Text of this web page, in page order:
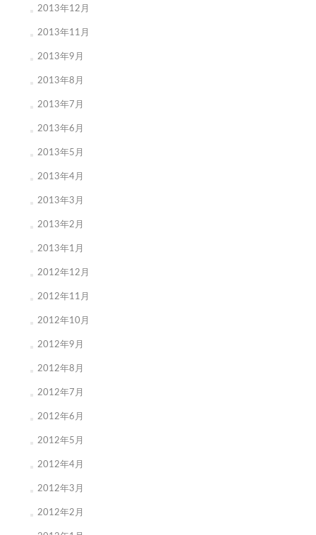
2013年12月
2013年11月
2013年9月
2013年8月
2013年7月
2013年6月
2013年5月
2013年4月
2013年3月
2013年2月
2013年1月
2012年12月
2012年11月
2012年10月
2012年9月
2012年8月
2012年7月
2012年6月
2012年5月
2012年4月
2012年3月
2012年2月